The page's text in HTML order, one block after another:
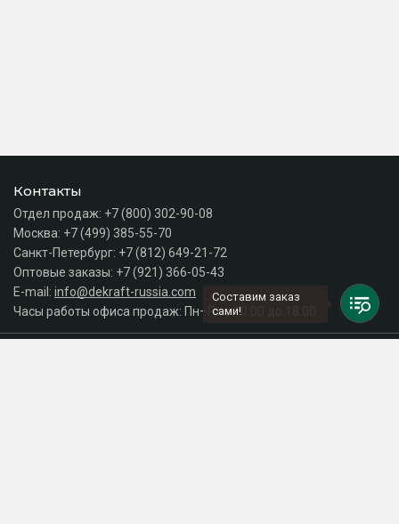
Контакты
Отдел продаж: +7 (800) 302-90-08
Москва: +7 (499) 385-55-70
Санкт-Петербург: +7 (812) 649-21-72
Оптовые заказы: +7 (921) 366-05-43
E-mail: info@dekraft-russia.com
Часы работы офиса продаж: Пн–Пт с 10:00 до 18:00
Составим заказ
сами!